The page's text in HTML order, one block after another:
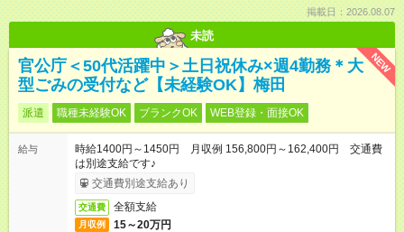
掲載日：2026.08.07
未読
NEW
官公庁＜50代活躍中＞土日祝休み×週4勤務＊大
型ごみの受付など【未経験OK】梅田
派遣 職種未経験OK ブランクOK WEB登録・面接OK
給与
時給1400円～1450円 月収例 156,800円～162,400円 交通費
は別途支給です♪
交通費別途支給あり
交通費 全額支給
月収例 15～20万円